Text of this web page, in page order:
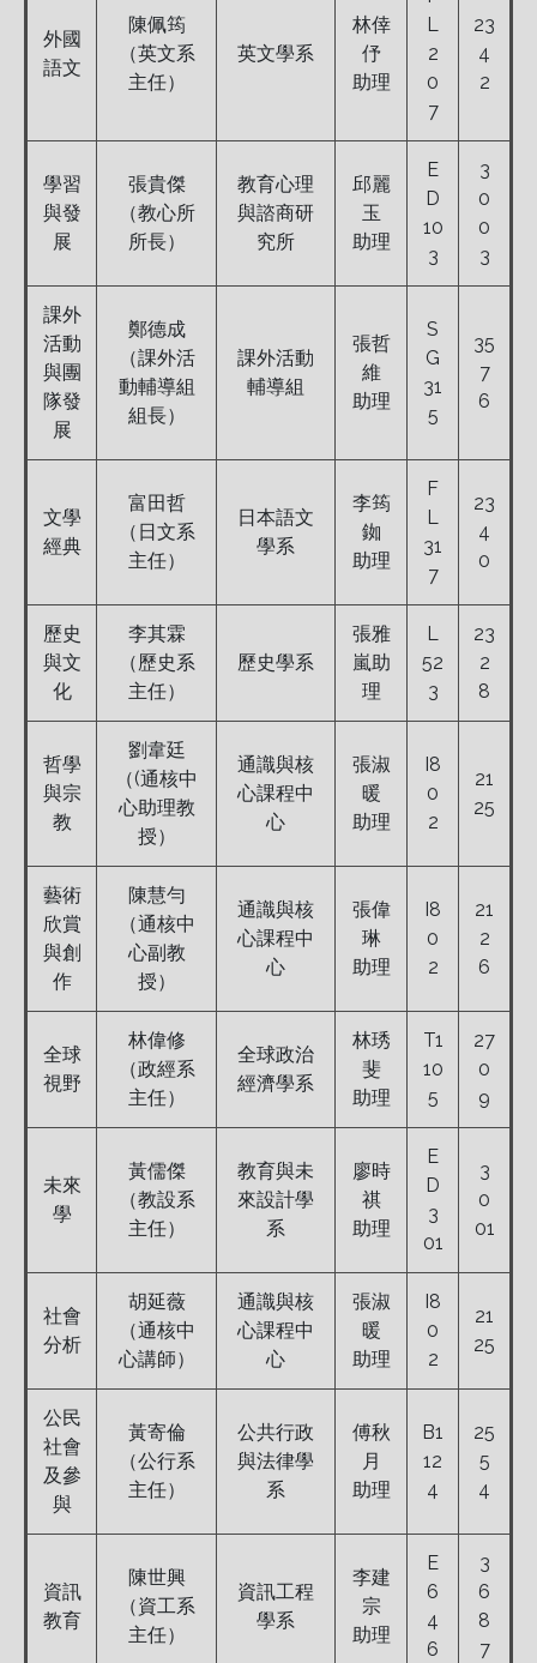
外國
語文
陳佩筠
（英文系
主任）
英文學系
林倖
伃
助理
L
2
0
7
23
4
2
學習
與發
展
張貴傑
（教心所
所長）
教育心理
與諮商研
究所
邱麗
玉
助理
E
D
10
3
3
0
0
3
課外
活動
與團
隊發
展
鄭德成
（課外活
動輔導組
組長）
課外活動
輔導組
張哲
維
助理
S
G
31
5
35
7
6
文學
經典
富田哲
（日文系
主任）
日本語文
學系
李筠
銣
助理
F
L
31
7
23
4
0
歷史
與文
化
李其霖
（歷史系
主任）
歷史學系
張雅
嵐助
理
L
52
3
23
2
8
哲學
與宗
教
劉韋廷
（(通核中
心助理教
授）
通識與核
心課程中
心
張淑
暖
助理
I8
0
2
21
25
藝術
欣賞
與創
作
陳慧勻
（通核中
心副教
授）
通識與核
心課程中
心
張偉
琳
助理
I8
0
2
21
2
6
全球
視野
林偉修
（政經系
主任）
全球政治
經濟學系
林琇
斐
助理
T1
10
5
27
0
9
未來
學
黃儒傑
（教設系
主任）
教育與未
來設計學
系
廖時
祺
助理
E
D
3
01
3
0
01
社會
分析
胡延薇
（通核中
心講師）
通識與核
心課程中
心
張淑
暖
助理
I8
0
2
21
25
公民
社會
及參
與
黃寄倫
（公行系
主任）
公共行政
與法律學
系
傅秋
月
助理
B1
12
4
25
5
4
資訊
教育
陳世興
（資工系
主任）
資訊工程
學系
李建
宗
助理
E
6
4
6
3
6
8
7